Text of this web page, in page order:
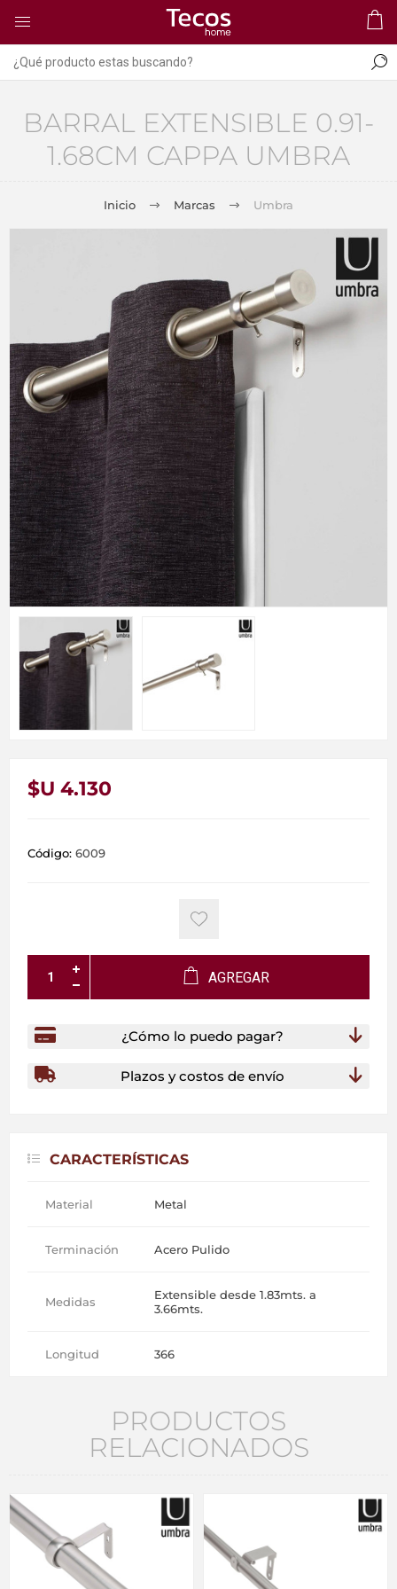
BARRAL EXTENSIBLE 0.91-
1.68CM CAPPA UMBRA
Inicio Marcas Umbra
$U 4.130
Código: 6009
AGREGAR
¿Cómo lo puedo pagar?
Plazos y costos de envío
CARACTERÍSTICAS
Material Metal
Terminación Acero Pulido
Medidas
Extensible desde 1.83mts. a
3.66mts.
Longitud 366
PRODUCTOS
RELACIONADOS